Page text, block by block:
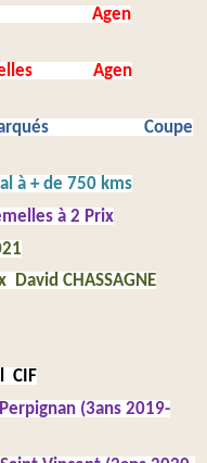
Agen
Agen
marqués Coupe
à + de 750 kms
à 2 Prix
David CHASSAGNE
CIF
(3ans 2019-